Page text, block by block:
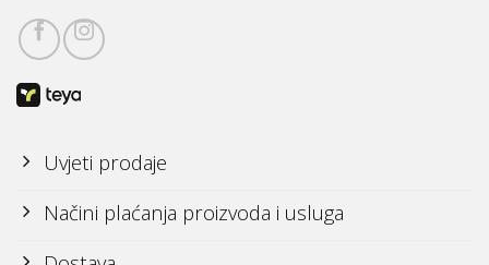
Uvjeti prodaje
Načini plaćanja proizvoda i usluga